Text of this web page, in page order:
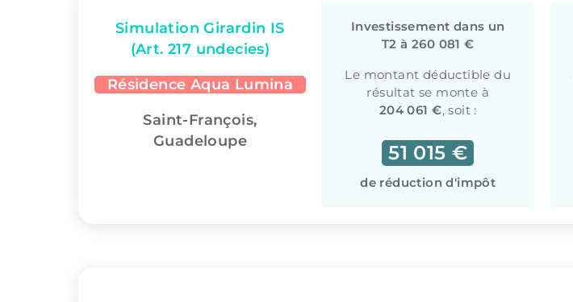
Simulation Girardin IS
(Art. 217 undecies)
Résidence Aqua Lumina
Saint-François,
Guadeloupe
Investissement dans un
T2 à 260 081 €
Le montant déductible du
résultat se monte à
204 061 €, soit :
51 015 €
de réduction d'impôt